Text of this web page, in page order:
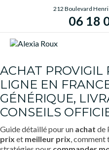
212 Boulevard
06 18
ACHAT PROVIGIL
LIGNE EN
GÉNÉRIQUE,
CONSEILS
Guide détaillé pour un achat de
prix et meilleur prix, comment